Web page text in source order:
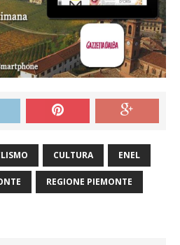
CULTURA ENEL
REGIONE PIEMONTE